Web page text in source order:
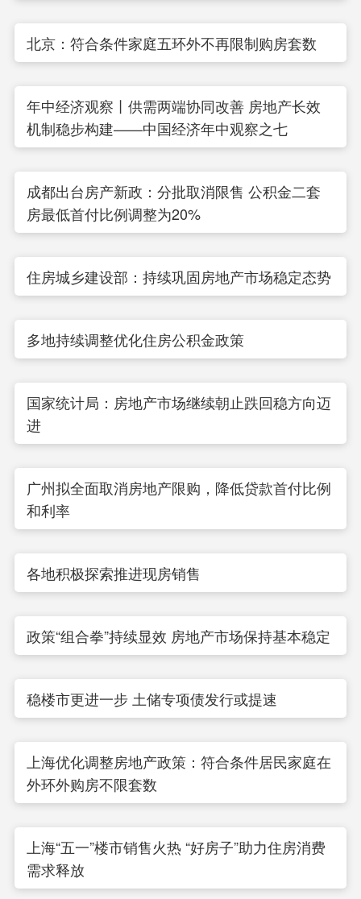
北京：符合条件家庭五环外不再限制购房套数
年中经济观察丨供需两端协同改善 房地产长效
机制稳步构建——中国经济年中观察之七
成都出台房产新政：分批取消限售 公积金二套
房最低首付比例调整为20%
住房城乡建设部：持续巩固房地产市场稳定态势
多地持续调整优化住房公积金政策
国家统计局：房地产市场继续朝止跌回稳方向迈
进
广州拟全面取消房地产限购，降低贷款首付比例
和利率
各地积极探索推进现房销售
政策“组合拳”持续显效 房地产市场保持基本稳定
稳楼市更进一步 土储专项债发行或提速
上海优化调整房地产政策：符合条件居民家庭在
外环外购房不限套数
上海“五一”楼市销售火热 “好房子”助力住房消费
需求释放